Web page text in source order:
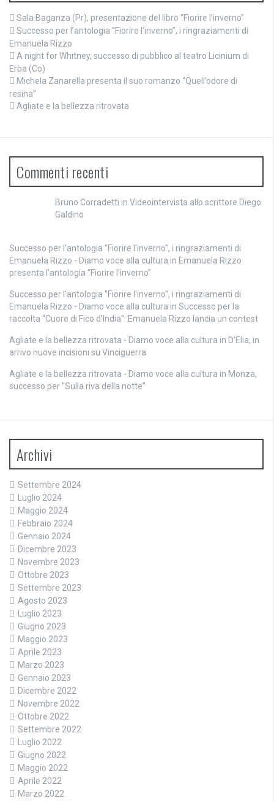
Sala Baganza (Pr), presentazione del libro “Fiorire l’inverno”
Successo per l’antologia “Fiorire l’inverno”, i ringraziamenti di
Emanuela Rizzo
A night for Whitney, successo di pubblico al teatro Licinium di
Erba (Co)
Michela Zanarella presenta il suo romanzo “Quell’odore di
resina”
Agliate e la bellezza ritrovata
Commenti recenti
Bruno Corradetti in Videointervista allo scrittore Diego
Galdino
Successo per l'antologia "Fiorire l'inverno", i ringraziamenti di
Emanuela Rizzo - Diamo voce alla cultura in Emanuela Rizzo
presenta l’antologia “Fiorire l’inverno”
Successo per l'antologia "Fiorire l'inverno", i ringraziamenti di
Emanuela Rizzo - Diamo voce alla cultura in Successo per la
raccolta “Cuore di Fico d’India”: Emanuela Rizzo lancia un contest
Agliate e la bellezza ritrovata - Diamo voce alla cultura in D’Elia, in
arrivo nuove incisioni su Vinciguerra
Agliate e la bellezza ritrovata - Diamo voce alla cultura in Monza,
successo per “Sulla riva della notte”
Archivi
Settembre 2024
Luglio 2024
Maggio 2024
Febbraio 2024
Gennaio 2024
Dicembre 2023
Novembre 2023
Ottobre 2023
Settembre 2023
Agosto 2023
Luglio 2023
Giugno 2023
Maggio 2023
Aprile 2023
Marzo 2023
Gennaio 2023
Dicembre 2022
Novembre 2022
Ottobre 2022
Settembre 2022
Luglio 2022
Giugno 2022
Maggio 2022
Aprile 2022
Marzo 2022